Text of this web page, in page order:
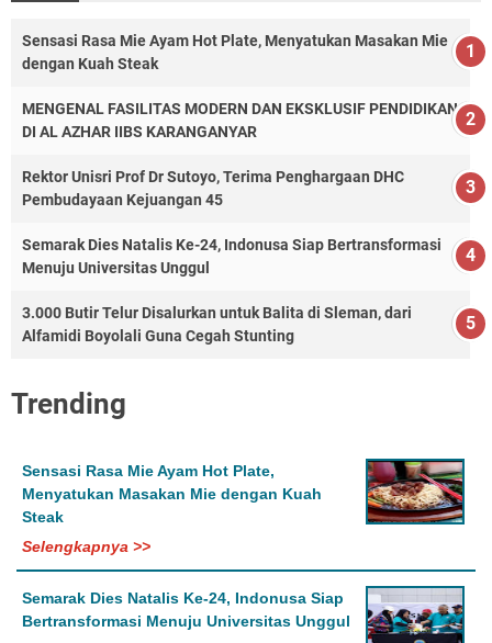
Sensasi Rasa Mie Ayam Hot Plate, Menyatukan Masakan Mie
dengan Kuah Steak
MENGENAL FASILITAS MODERN DAN EKSKLUSIF PENDIDIKAN
DI AL AZHAR IIBS KARANGANYAR
Rektor Unisri Prof Dr Sutoyo, Terima Penghargaan DHC
Pembudayaan Kejuangan 45
Semarak Dies Natalis Ke-24, Indonusa Siap Bertransformasi
Menuju Universitas Unggul
3.000 Butir Telur Disalurkan untuk Balita di Sleman, dari
Alfamidi Boyolali Guna Cegah Stunting
Trending
Sensasi Rasa Mie Ayam Hot Plate,
Menyatukan Masakan Mie dengan Kuah
Steak
Selengkapnya >>
Semarak Dies Natalis Ke-24, Indonusa Siap
Bertransformasi Menuju Universitas Unggul